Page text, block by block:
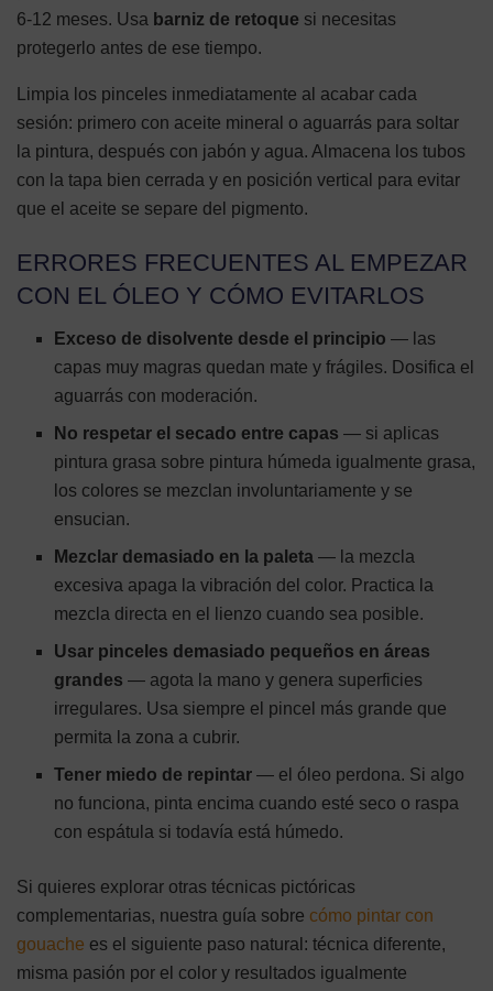
6-12 meses. Usa barniz de retoque si necesitas
protegerlo antes de ese tiempo.
Limpia los pinceles inmediatamente al acabar cada
sesión: primero con aceite mineral o aguarrás para soltar
la pintura, después con jabón y agua. Almacena los tubos
con la tapa bien cerrada y en posición vertical para evitar
que el aceite se separe del pigmento.
ERRORES FRECUENTES AL EMPEZAR
CON EL ÓLEO Y CÓMO EVITARLOS
Exceso de disolvente desde el principio — las
capas muy magras quedan mate y frágiles. Dosifica el
aguarrás con moderación.
No respetar el secado entre capas — si aplicas
pintura grasa sobre pintura húmeda igualmente grasa,
los colores se mezclan involuntariamente y se
ensucian.
Mezclar demasiado en la paleta — la mezcla
excesiva apaga la vibración del color. Practica la
mezcla directa en el lienzo cuando sea posible.
Usar pinceles demasiado pequeños en áreas
grandes — agota la mano y genera superficies
irregulares. Usa siempre el pincel más grande que
permita la zona a cubrir.
Tener miedo de repintar — el óleo perdona. Si algo
no funciona, pinta encima cuando esté seco o raspa
con espátula si todavía está húmedo.
Si quieres explorar otras técnicas pictóricas
complementarias, nuestra guía sobre cómo pintar con
gouache es el siguiente paso natural: técnica diferente,
misma pasión por el color y resultados igualmente